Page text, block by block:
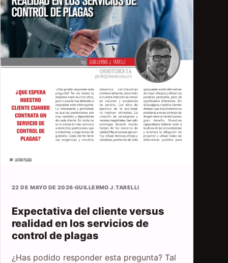
22 DE MAYO DE 2026·GUILLERMO J. TARELLI
Expectativa del cliente versus
realidad en los servicios de
control de plagas
¿Has podido responder esta pregunta? Tal